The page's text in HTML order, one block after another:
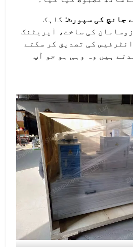
جانچ کی سپورٹ: گاہک
کی ساخت، آپریٹنگ
کی تصدیق کر سکتے
ہیں وہ وہی ہو جو آپ